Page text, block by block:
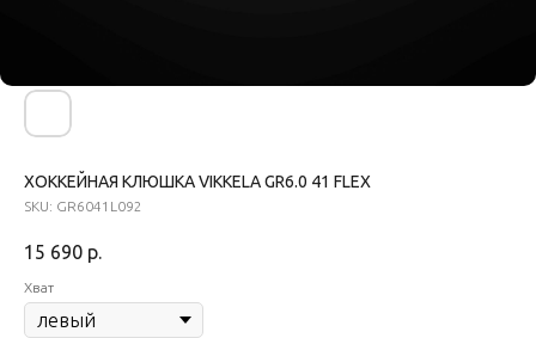
ХОККЕЙНАЯ КЛЮШКА VIKKELA GR6.0 41 FLEX
SKU: GR6041L092
15 690 р.
Хват